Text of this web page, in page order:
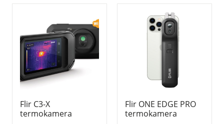
Flir C3-X
termokamera
Flir ONE EDGE PRO
termokamera